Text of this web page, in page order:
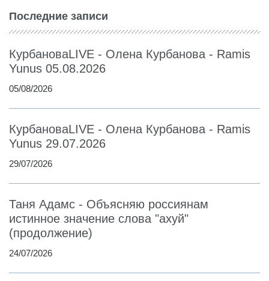
Последние записи
КурбановаLIVE - Олена Курбанова - Ramis
Yunus 05.08.2026
05/08/2026
КурбановаLIVE - Олена Курбанова - Ramis
Yunus 29.07.2026
29/07/2026
Таня Адамс - Объясняю россиянам
истинное значение слова "ахуй"
(продолжение)
24/07/2026